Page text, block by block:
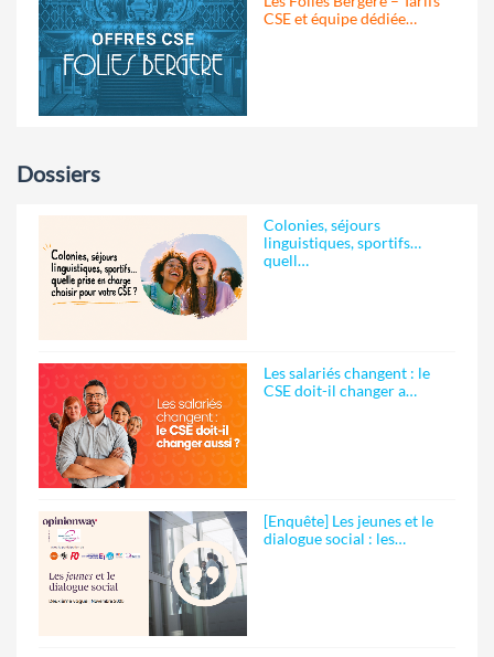
CSE et équipe dédiée…
Dossiers
Colonies, séjours
linguistiques, sportifs…
quell…
Les salariés changent : le
CSE doit-il changer a…
[Enquête] Les jeunes et le
dialogue social : les…